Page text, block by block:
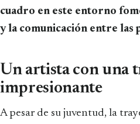
cuadro en este entorno
y la comunicación entre las
Un artista con una
impresionante
A pesar de su juventud, la